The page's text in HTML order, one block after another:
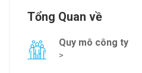
Tổng Quan về
Quy mô công ty
>